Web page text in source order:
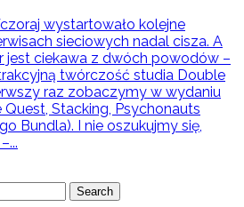
wystartowało kolejne
sieciowych nadal cisza. A
jest ciekawa z dwóch powodów –
twórczość studia Double
raz zobaczymy w wydaniu
Stacking, Psychonauts
Bundla). I nie oszukujmy się,
Search